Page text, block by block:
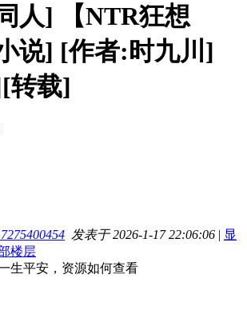
人]
【NTR狂想
说] [作者:时九川]
转载]
发表于 2026-1-17 22:06:06 | 显
楼层
生平安，资源如何查看